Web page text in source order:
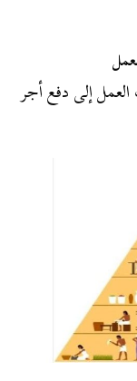
إلى دفع أجر